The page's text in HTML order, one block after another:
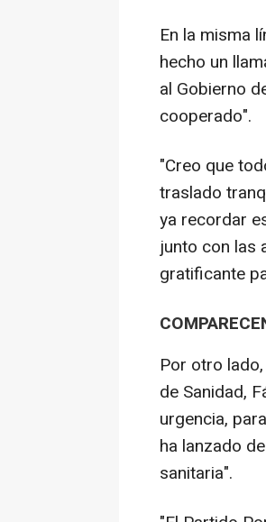
En la misma
hecho un
al Gobierno
cooperado".
"Creo que
traslado
ya recordar
junto con las
gratificante
Por otro
de Sanidad,
urgencia,
ha lanzado
sanitaria".